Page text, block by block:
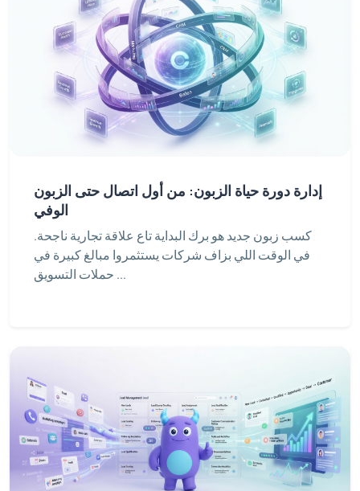
إدارة دورة حياة الزبون: من أول اتصال حتى الزبون
الوفي
كسب زبون جديد هو برك البداية تاع علاقة تجارية ناجحة.
في الوقت اللي بزاف شركات يستثمروا مبالغ كبيرة في
حملات التسويق ...